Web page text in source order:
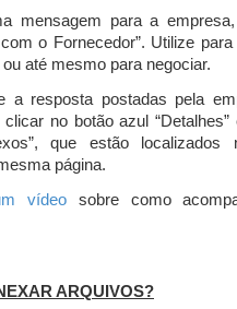
mensagem para a
com o Fornecedor”. Utilize
até mesmo para negociar.
a resposta postadas pela
no botão azul “Detalhes”
que estão localizados
página.
vídeo sobre como
ARQUIVOS?